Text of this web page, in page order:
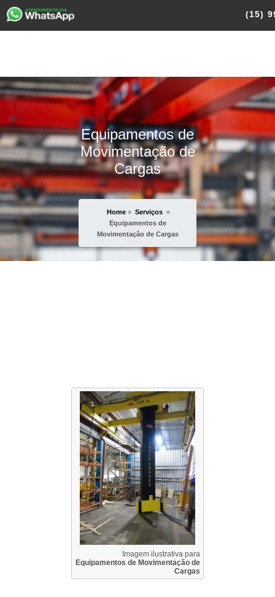
(15)
Equipamentos de
Movimentação de
Cargas
Home » Serviços »
Equipamentos de
Movimentação de Cargas
Imagem ilustrativa para
Equipamentos de Movimentação de
Cargas